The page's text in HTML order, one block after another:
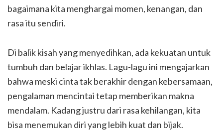
bagaimana kita menghargai momen, kenangan, dan
rasa itu sendiri.
Di balik kisah yang menyedihkan, ada kekuatan untuk
tumbuh dan belajar ikhlas. Lagu-lagu ini mengajarkan
bahwa meski cinta tak berakhir dengan kebersamaan,
pengalaman mencintai tetap memberikan makna
mendalam. Kadang justru dari rasa kehilangan, kita
bisa menemukan diri yang lebih kuat dan bijak.